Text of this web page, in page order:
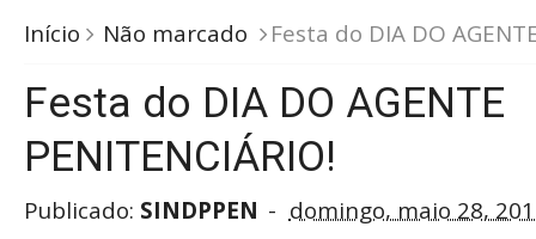
Início Não marcado Festa do DIA DO
Festa do DIA DO AGENTE
PENITENCIÁRIO!
Publicado: SINDPPEN domingo, maio 28,